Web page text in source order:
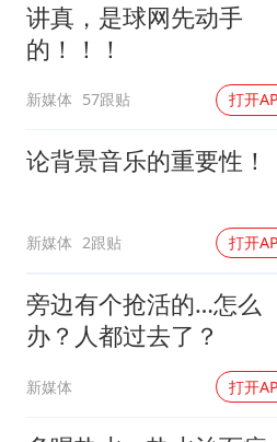
讲真，是球网先动手
的！！！
新媒体 57跟贴 打开
论背景音乐的重要性！
新媒体 2跟贴 打开
旁边有个抢活的…怎么
办？人都过去了？
新媒体 打开